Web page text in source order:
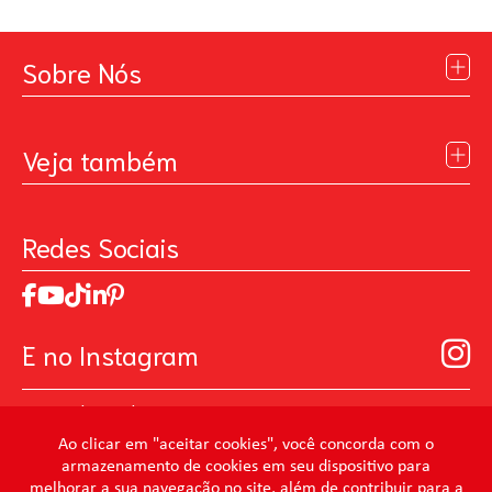
Ao clicar em "aceitar cookies", você concorda com o
armazenamento de cookies em seu dispositivo para
Sobre Nós
Contato
Trabalhe Conosco
Relatório de Sustentabilidade 2025
Código de ética
Acionistas
Prevenir Não Dói
Veja também
MasterChef
Art Of Love
Seja um distribuidor de Limpeza Profissional
Redes Sociais
E no Instagram
@mundocondor
@condorbeleza
@condorlimpeza